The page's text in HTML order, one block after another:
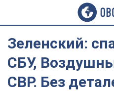
Зеленский:
СБУ,
СВР. Без